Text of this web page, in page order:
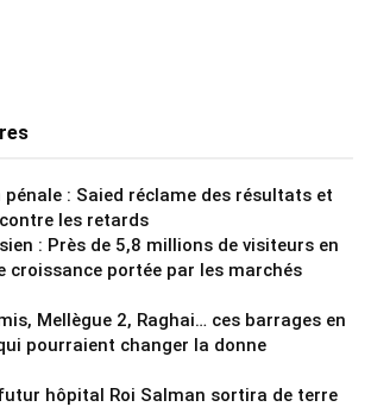
: Saied réclame des résultats et
les retards
: Près de 5,8 millions de visiteurs en
croissance portée par les marchés
Mellègue 2, Raghai… ces barrages en
pourraient changer la donne
hôpital Roi Salman sortira de terre